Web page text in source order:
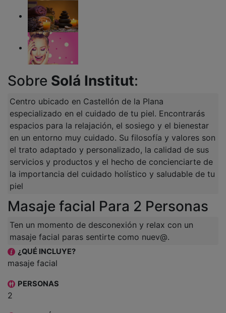
Sobre Solá Institut:
Centro ubicado en Castellón de la Plana
especializado en el cuidado de tu piel. Encontrarás
espacios para la relajación, el sosiego y el bienestar
en un entorno muy cuidado. Su filosofía y valores son
el trato adaptado y personalizado, la calidad de sus
servicios y productos y el hecho de concienciarte de
la importancia del cuidado holístico y saludable de tu
piel
Masaje facial Para 2 Personas
Ten un momento de desconexión y relax con un
masaje facial paras sentirte como nuev@.
¿QUÉ INCLUYE?
masaje facial
PERSONAS
2